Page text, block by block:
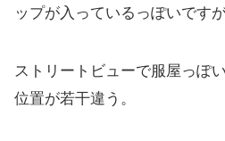
ップが入っているっぽいです
ストリートビューで服屋っぽ
位置が若干違う。